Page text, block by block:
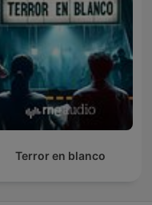
Terror en blanco